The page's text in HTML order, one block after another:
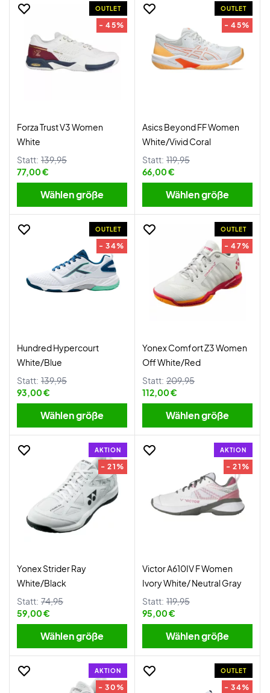
OUTLET
- 45%
Forza Trust V3 Women
White
Statt: 139,95
77,00 €
Wählen größe
OUTLET
- 45%
Asics Beyond FF Women
White/Vivid Coral
Statt: 119,95
66,00 €
Wählen größe
OUTLET
- 34%
Hundred Hypercourt
White/Blue
Statt: 139,95
93,00 €
Wählen größe
OUTLET
- 47%
Yonex Comfort Z3 Women
Off White/Red
Statt: 209,95
112,00 €
Wählen größe
AKTION
- 21%
Yonex Strider Ray
White/Black
Statt: 74,95
59,00 €
Wählen größe
AKTION
- 21%
Victor A610IV F Women
Ivory White/ Neutral Gray
Statt: 119,95
95,00 €
Wählen größe
AKTION
- 30%
OUTLET
- 34%